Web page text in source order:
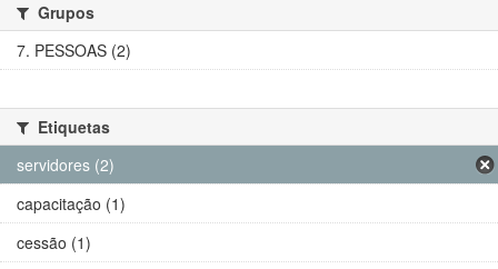
Grupos
7. PESSOAS (2)
Etiquetas
servidores (2)
capacitação (1)
cessão (1)